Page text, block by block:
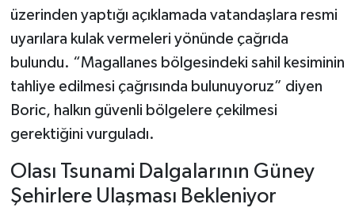
üzerinden yaptığı açıklamada vatandaşlara resmi
uyarılara kulak vermeleri yönünde çağrıda
bulundu. “Magallanes bölgesindeki sahil kesiminin
tahliye edilmesi çağrısında bulunuyoruz” diyen
Boric, halkın güvenli bölgelere çekilmesi
gerektiğini vurguladı.
Olası Tsunami Dalgalarının Güney
Şehirlere Ulaşması Bekleniyor